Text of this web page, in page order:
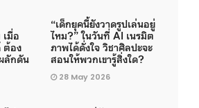
มื่อ
ต้อง
ลักดัน
“เด็กยุคนี้ยังวาดรูปเล่นอยู่
ไหม?” ในวันที่ AI เนรมิต
ภาพได้ดั่งใจ วิชาศิลปะจะ
สอนให้พวกเขารู้สิ่งใด?
28 May 2026